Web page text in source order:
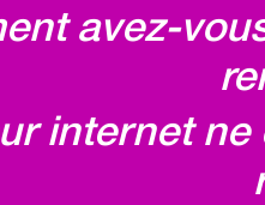
avez-
internet